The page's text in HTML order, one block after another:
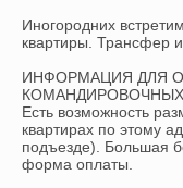
Иногородних
квартиры. Трансфер
ИНФОРМАЦИЯ ДЛЯ
Есть возможность
квартирах по этому
подъезде). Большая
форма оплаты.